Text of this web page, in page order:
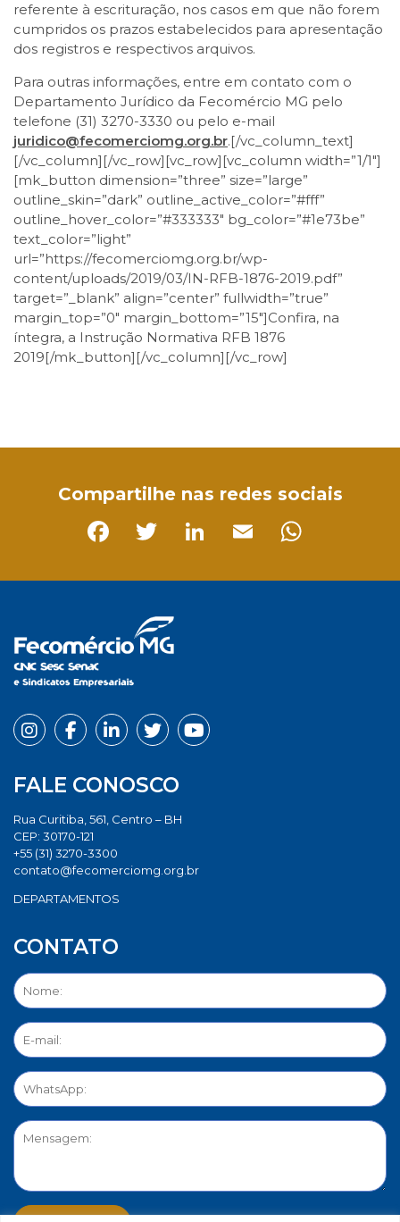
referente à escrituração, nos casos em que não forem
cumpridos os prazos estabelecidos para apresentação
dos registros e respectivos arquivos.
Para outras informações, entre em contato com o
Departamento Jurídico da Fecomércio MG pelo
telefone (31) 3270-3330 ou pelo e-mail
juridico@fecomerciomg.org.br.[/vc_column_text]
[/vc_column][/vc_row][vc_row][vc_column width=”1/1″]
[mk_button dimension=”three” size=”large”
outline_skin=”dark” outline_active_color=”#fff”
outline_hover_color=”#333333″ bg_color=”#1e73be”
text_color=”light”
url=”https://fecomerciomg.org.br/wp-
content/uploads/2019/03/IN-RFB-1876-2019.pdf”
target=”_blank” align=”center” fullwidth=”true”
margin_top=”0″ margin_bottom=”15″]Confira, na
íntegra, a Instrução Normativa RFB 1876
2019[/mk_button][/vc_column][/vc_row]
Compartilhe nas redes sociais
FALE CONOSCO
Rua Curitiba, 561, Centro – BH
CEP: 30170-121
+55 (31) 3270-3300
contato@fecomerciomg.org.br
DEPARTAMENTOS
CONTATO